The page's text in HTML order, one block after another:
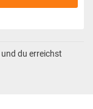
und du erreichst